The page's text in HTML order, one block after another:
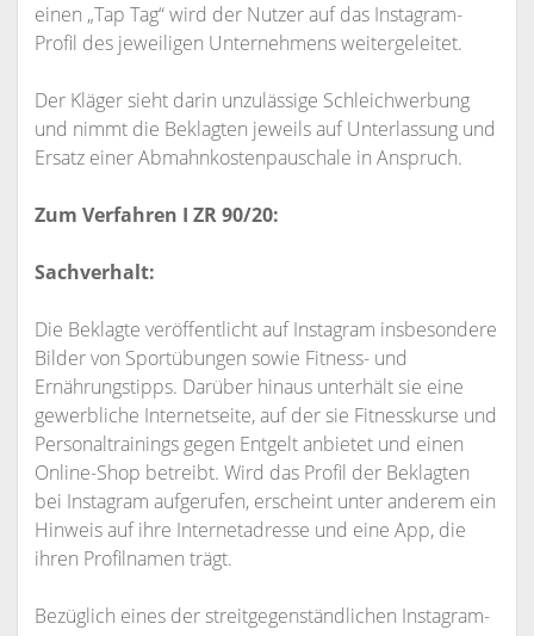
einen „Tap Tag“ wird der Nutzer auf das Instagram-
Profil des jeweiligen Unternehmens weitergeleitet.
Der Kläger sieht darin unzulässige Schleichwerbung
und nimmt die Beklagten jeweils auf Unterlassung und
Ersatz einer Abmahnkostenpauschale in Anspruch.
Zum Verfahren I ZR 90/20:
Sachverhalt:
Die Beklagte veröffentlicht auf Instagram insbesondere
Bilder von Sportübungen sowie Fitness- und
Ernährungstipps. Darüber hinaus unterhält sie eine
gewerbliche Internetseite, auf der sie Fitnesskurse und
Personaltrainings gegen Entgelt anbietet und einen
Online-Shop betreibt. Wird das Profil der Beklagten
bei Instagram aufgerufen, erscheint unter anderem ein
Hinweis auf ihre Internetadresse und eine App, die
ihren Profilnamen trägt.
Bezüglich eines der streitgegenständlichen Instagram-